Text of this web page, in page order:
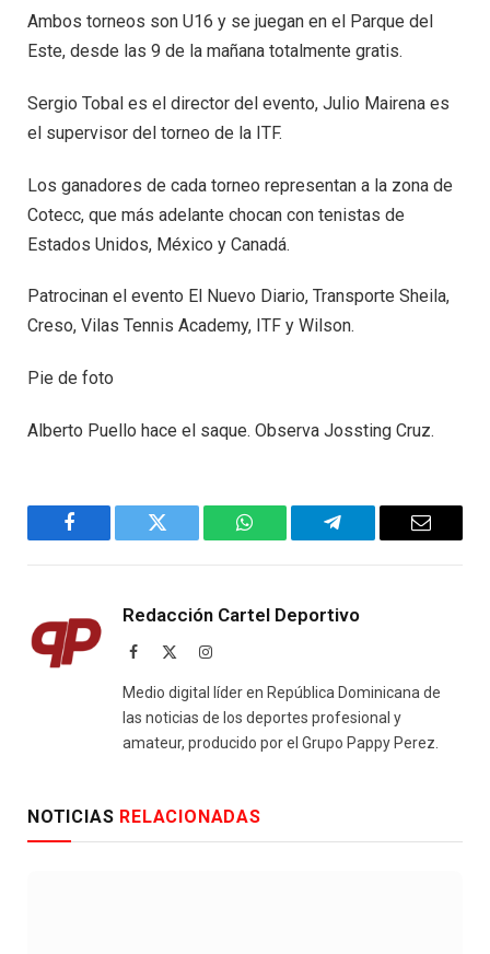
Ambos torneos son U16 y se juegan en el Parque del
Este, desde las 9 de la mañana totalmente gratis.
Sergio Tobal es el director del evento, Julio Mairena es
el supervisor del torneo de la ITF.
Los ganadores de cada torneo representan a la zona de
Cotecc, que más adelante chocan con tenistas de
Estados Unidos, México y Canadá.
Patrocinan el evento El Nuevo Diario, Transporte Sheila,
Creso, Vilas Tennis Academy, ITF y Wilson.
Pie de foto
Alberto Puello hace el saque. Observa Jossting Cruz.
Facebook Twitter WhatsAppTelegram Email
Redacción Cartel Deportivo
Facebook Instagram
Medio digital líder en República Dominicana de
las noticias de los deportes profesional y
amateur, producido por el Grupo Pappy Perez.
NOTICIAS RELACIONADAS